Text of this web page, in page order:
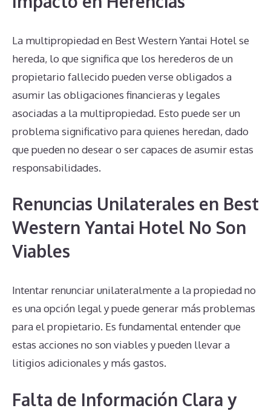
La multipropiedad en Best Western Yantai Hotel se
hereda, lo que significa que los herederos de un
propietario fallecido pueden verse obligados a
asumir las obligaciones financieras y legales
asociadas a la multipropiedad. Esto puede ser un
problema significativo para quienes heredan, dado
que pueden no desear o ser capaces de asumir estas
responsabilidades.
Renuncias Unilaterales en Best
Western Yantai Hotel No Son
Viables
Intentar renunciar unilateralmente a la propiedad no
es una opción legal y puede generar más problemas
para el propietario. Es fundamental entender que
estas acciones no son viables y pueden llevar a
litigios adicionales y más gastos.
Falta de Información Clara y